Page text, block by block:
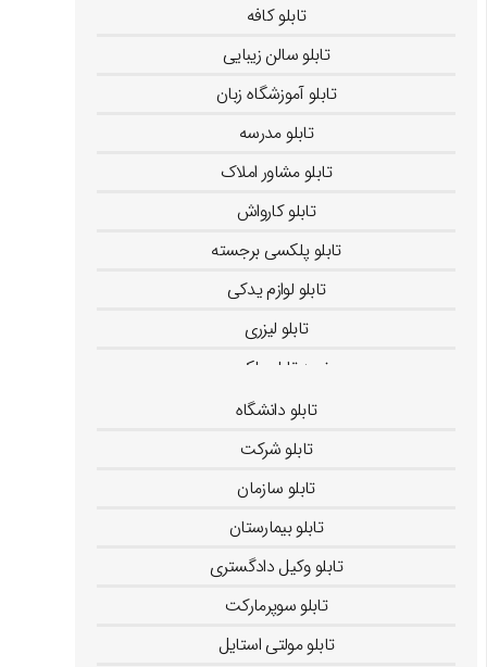
تابلو کافه
تابلو سالن زیبایی
تابلو آموزشگاه زبان
تابلو مدرسه
تابلو مشاور املاک
تابلو کارواش
تابلو پلکسی برجسته
تابلو لوازم یدکی
تابلو لیزری
خرید تابلو پلکسی
فرهاد رحمانی
تابلو دانشگاه
تابلو شرکت
تابلو سازمان
تابلو بیمارستان
تابلو وکیل دادگستری
تابلو سوپرمارکت
تابلو مولتی استایل